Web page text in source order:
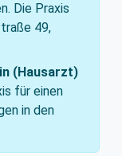
Die Praxis
49,
(Hausarzt)
für einen
in den